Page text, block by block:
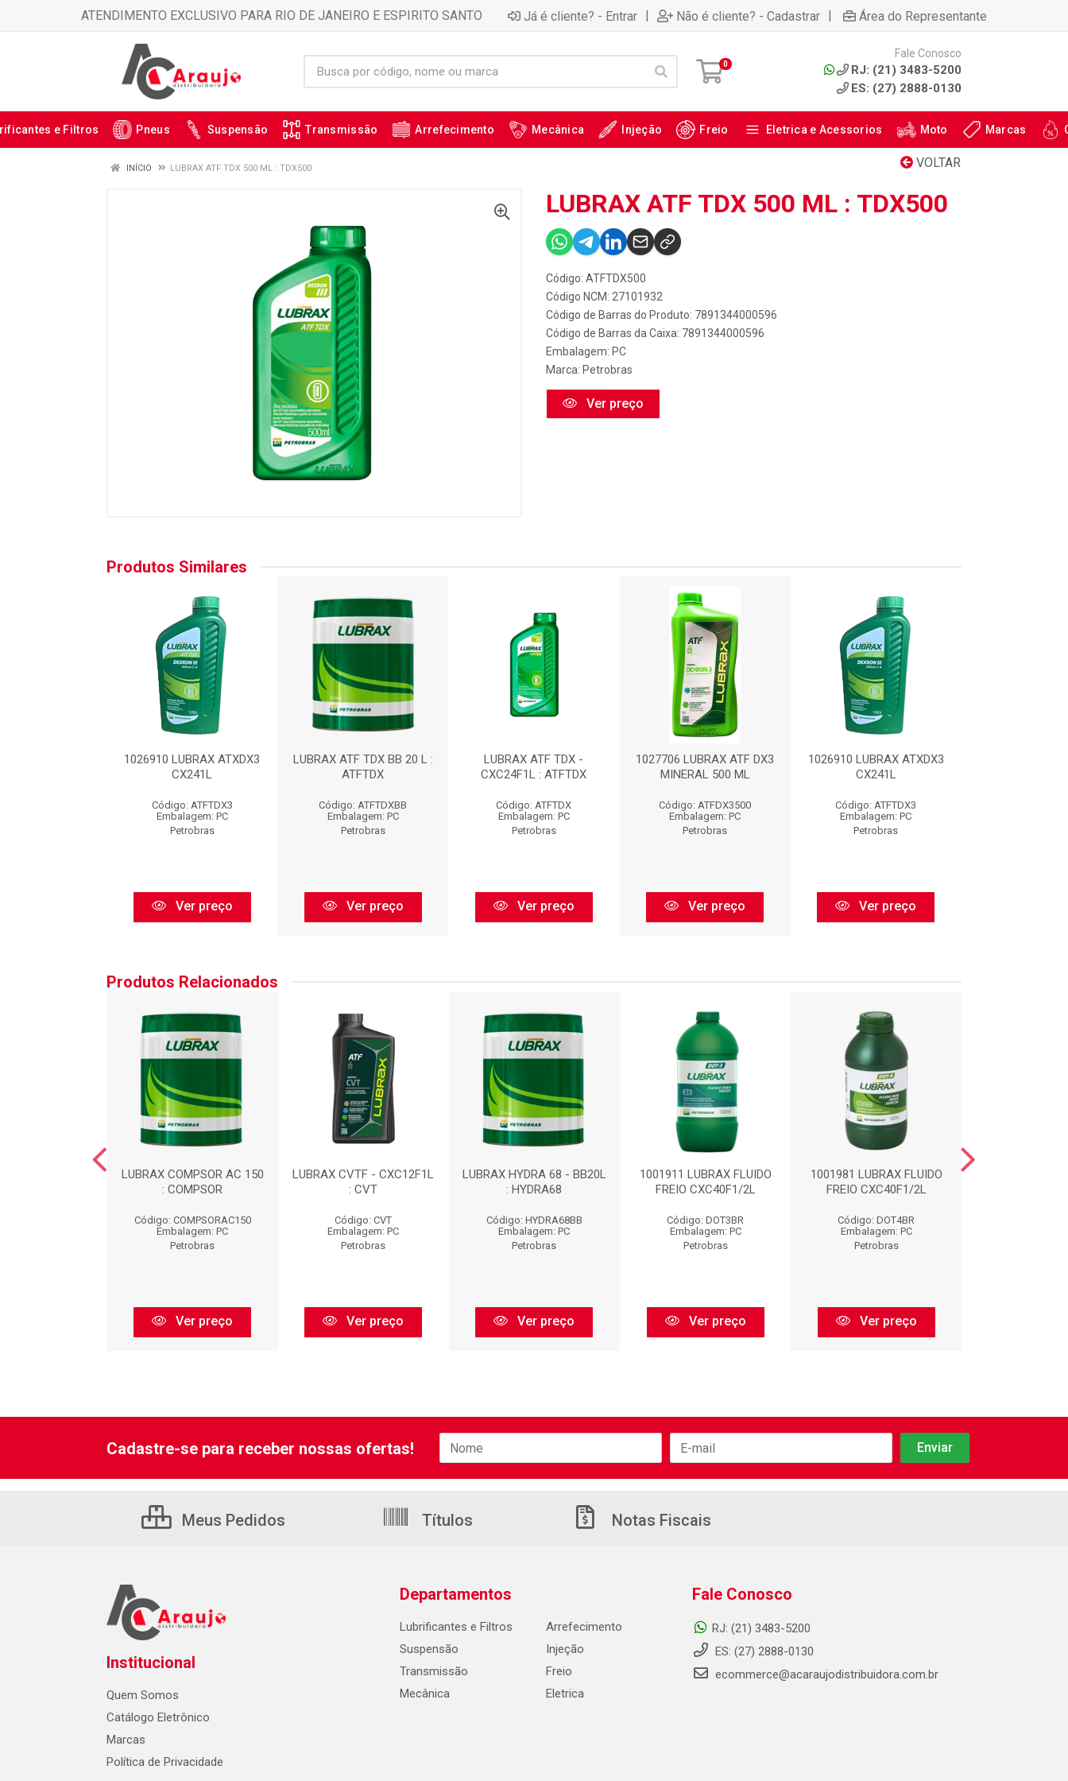
ATENDIMENTO EXCLUSIVO PARA RIO DE JANEIRO E ESPIRITO SANTO Já é cliente? - Entrar | Não é cliente? - Cadastrar | Área do Representante
0
Fale Conosco
RJ: (21) 3483-5200
ES: (27) 2888-0130
e Filtros Pneus Suspensão Transmissão Arrefecimento Mecânica Injeção Freio Eletrica e Acessorios Moto Marcas
VOLTAR
INÍCIO LUBRAX ATF TDX 500 ML : TDX500
LUBRAX ATF TDX 500 ML : TDX500
Código: ATFTDX500
Código NCM: 27101932
Código de Barras do Produto: 7891344000596
Código de Barras da Caixa: 7891344000596
Embalagem: PC
Marca: Petrobras
Ver preço
Produtos Similares
1026910 LUBRAX ATXDX3
CX241L
Código: ATFTDX3
Embalagem: PC
Petrobras
Ver preço
LUBRAX ATF TDX BB 20 L :
ATFTDX
Código: ATFTDXBB
Embalagem: PC
Petrobras
Ver preço
LUBRAX ATF TDX -
CXC24F1L : ATFTDX
Código: ATFTDX
Embalagem: PC
Petrobras
Ver preço
1027706 LUBRAX ATF DX3
MINERAL 500 ML
Código: ATFDX3500
Embalagem: PC
Petrobras
Ver preço
1026910 LUBRAX ATXDX3
CX241L
Código: ATFTDX3
Embalagem: PC
Petrobras
Ver preço
Produtos Relacionados
LUBRAX COMPSOR AC 150
: COMPSOR
Código: COMPSORAC150
Embalagem: PC
Petrobras
Ver preço
LUBRAX CVTF - CXC12F1L
: CVT
Código: CVT
Embalagem: PC
Petrobras
Ver preço
LUBRAX HYDRA 68 - BB20L
: HYDRA68
Código: HYDRA68BB
Embalagem: PC
Petrobras
Ver preço
1001911 LUBRAX FLUIDO
FREIO CXC40F1/2L
Código: DOT3BR
Embalagem: PC
Petrobras
Ver preço
1001981 LUBRAX FLUIDO
FREIO CXC40F1/2L
Código: DOT4BR
Embalagem: PC
Petrobras
Ver preço
Cadastre-se para receber nossas ofertas!
Meus Pedidos Títulos Notas Fiscais
Institucional
Quem Somos
Catálogo Eletrônico
Marcas
Política de Privacidade
Departamentos
Lubrificantes e Filtros
Suspensão
Transmissão
Mecânica
Arrefecimento
Injeção
Freio
Eletrica
Fale Conosco
RJ: (21) 3483-5200
ES: (27) 2888-0130
ecommerce@acaraujodistribuidora.com.br